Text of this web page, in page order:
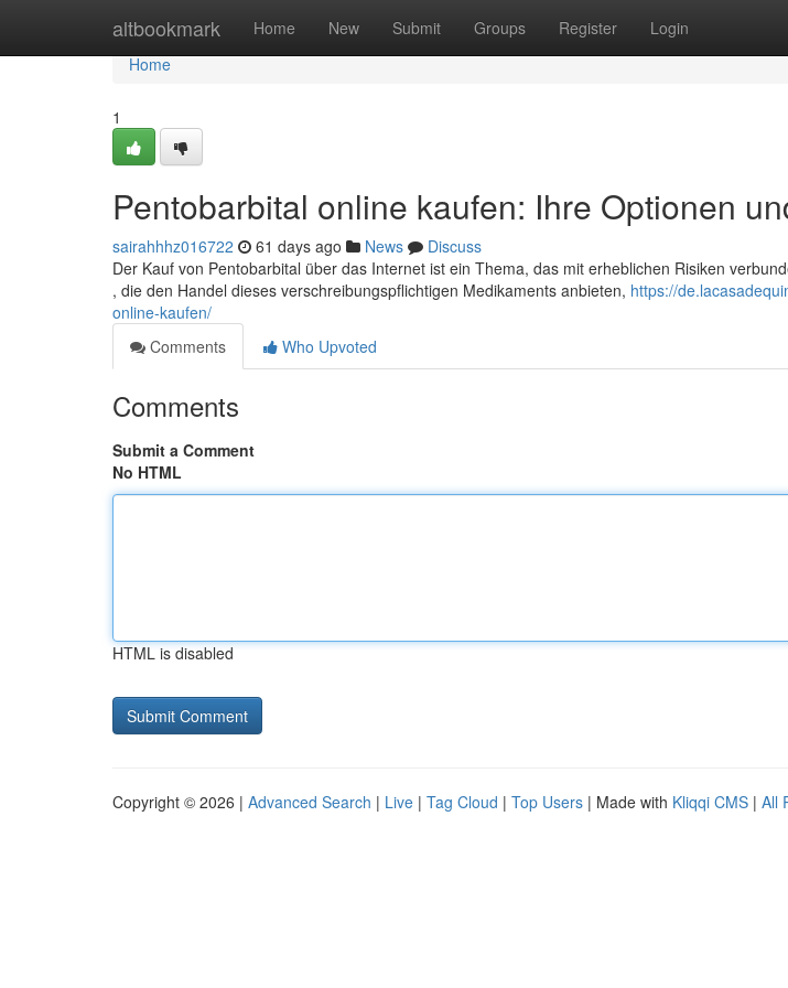
altbookmark Home New Submit Groups Register Login
Home
Home
1
Pentobarbital online kaufen: Ihre Optionen
sairahhhz016722 61 days ago News
Discuss
Der Kauf von Pentobarbital über das Internet ist ein Thema, das mit erheblichen Risiken
, die den Handel dieses verschreibungspflichtigen Medikaments anbieten, https://
online-kaufen/
Comments
Who Upvoted
Comments
Submit a Comment
No HTML
HTML is disabled
Copyright © 2026 | Advanced Search | Live | Tag Cloud | Top Users | Made with Kliqqi CMS | All